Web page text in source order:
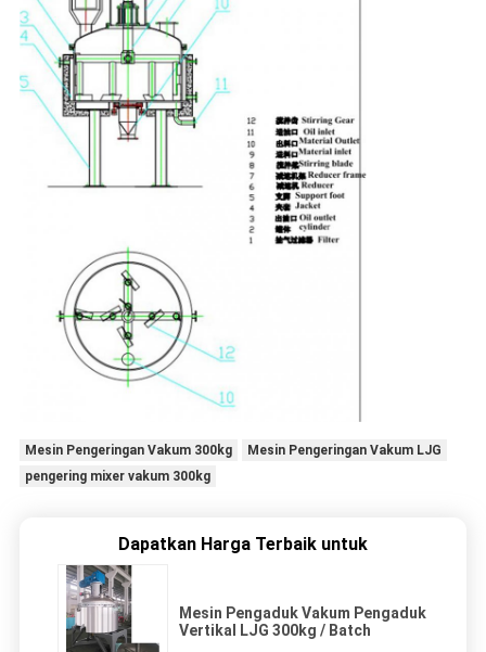
Mesin Pengeringan Vakum 300kg
Mesin Pengeringan Vakum LJG
pengering mixer vakum 300kg
Dapatkan Harga Terbaik untuk
Mesin Pengaduk Vakum Pengaduk
Vertikal LJG 300kg / Batch